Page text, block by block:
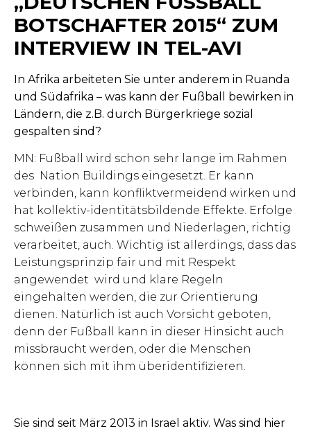
BOTSCHAFTER 2015“ ZUM
INTERVIEW IN TEL-AVI
In Afrika arbeiteten Sie unter anderem in Ruanda
und Südafrika – was kann der Fußball bewirken in
Ländern, die z.B. durch Bürgerkriege sozial
gespalten sind?
MN: Fußball wird schon sehr lange im Rahmen
des Nation Buildings eingesetzt. Er kann
verbinden, kann konfliktvermeidend wirken und
hat kollektiv-identitätsbildende Effekte. Erfolge
schweißen zusammen und Niederlagen, richtig
verarbeitet, auch. Wichtig ist allerdings, dass das
Leistungsprinzip fair und mit Respekt
angewendet wird und klare Regeln
eingehalten werden, die zur Orientierung
dienen. Natürlich ist auch Vorsicht geboten,
denn der Fußball kann in dieser Hinsicht auch
missbraucht werden, oder die Menschen
können sich mit ihm überidentifizieren.
Sie sind seit März 2013 in Israel aktiv. Was sind hier